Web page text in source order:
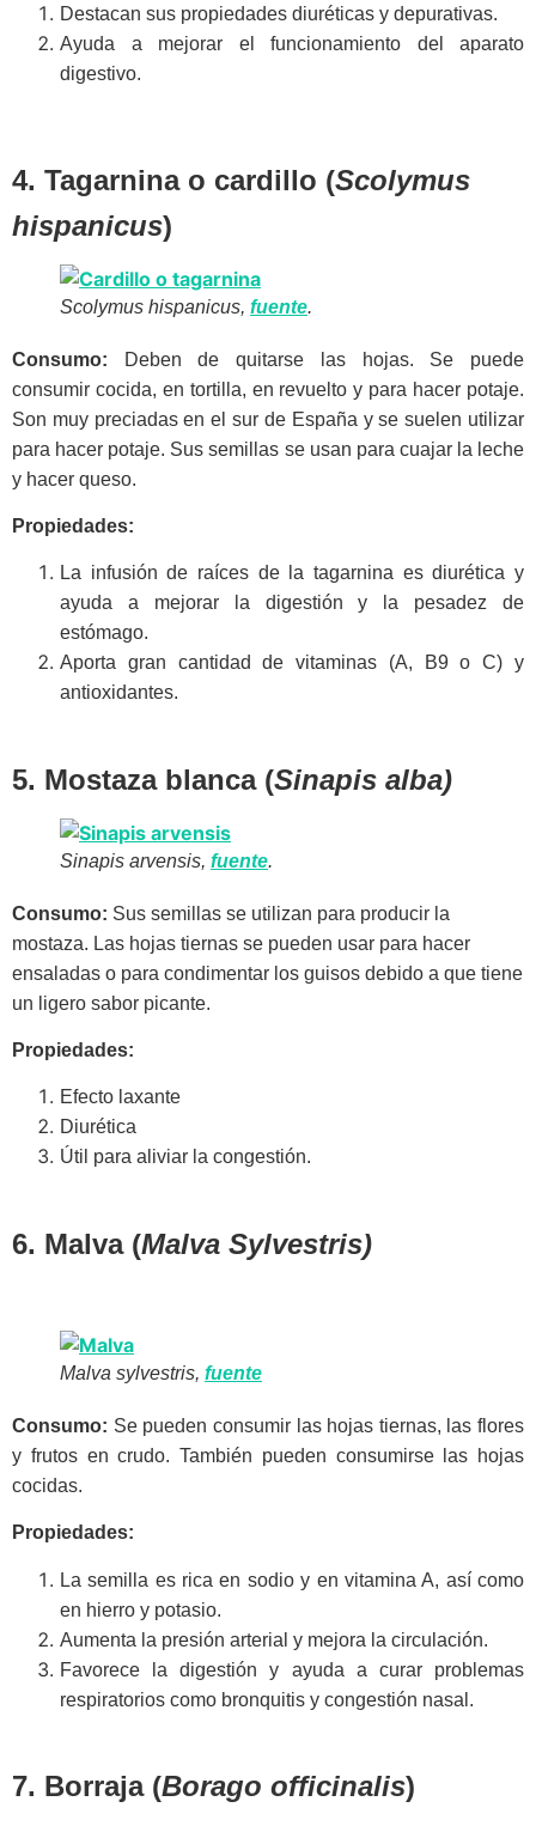
Destacan sus propiedades diuréticas y depurativas.
Ayuda a mejorar el funcionamiento del aparato
digestivo.
4. Tagarnina o cardillo (Scolymus
hispanicus)
Scolymus hispanicus, fuente.
Consumo: Deben de quitarse las hojas. Se puede
consumir cocida, en tortilla, en revuelto y para hacer potaje.
Son muy preciadas en el sur de España y se suelen utilizar
para hacer potaje. Sus semillas se usan para cuajar la leche
y hacer queso.
Propiedades:
La infusión de raíces de la tagarnina es diurética y
ayuda a mejorar la digestión y la pesadez de
estómago.
Aporta gran cantidad de vitaminas (A, B9 o C) y
antioxidantes.
5. Mostaza blanca (Sinapis alba)
Sinapis arvensis, fuente.
Consumo: Sus semillas se utilizan para producir la
mostaza. Las hojas tiernas se pueden usar para hacer
ensaladas o para condimentar los guisos debido a que tiene
un ligero sabor picante.
Propiedades:
Efecto laxante
Diurética
Útil para aliviar la congestión.
6. Malva (Malva Sylvestris)
Malva sylvestris, fuente
Consumo: Se pueden consumir las hojas tiernas, las flores
y frutos en crudo. También pueden consumirse las hojas
cocidas.
Propiedades:
La semilla es rica en sodio y en vitamina A, así como
en hierro y potasio.
Aumenta la presión arterial y mejora la circulación.
Favorece la digestión y ayuda a curar problemas
respiratorios como bronquitis y congestión nasal.
7. Borraja (Borago officinalis)